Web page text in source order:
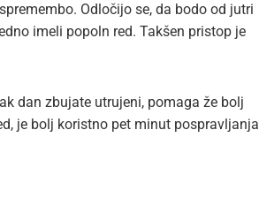
Odločijo se, da bodo od jutri
imeli popoln red. Takšen pristop je
dan zbujate utrujeni, pomaga že bolj
je bolj koristno pet minut pospravljanja